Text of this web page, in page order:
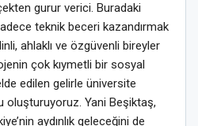
gurur verici. Buradaki
teknik beceri kazandırmak
ahlaklı ve özgüvenli bireyler
çok kıymetli bir sosyal
edilen gelirle üniversite
Yani Beşiktaş,
aydınlık geleceğini de